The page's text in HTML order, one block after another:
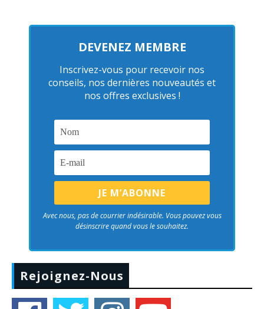
DEVENEZ MEMBRE
Inscrivez-vous pour recevoir nos
conseils, nos dernières nouveautés et
nos offres exclusives !
Avec nous, pas de courrier indésirable. Vous pouvez vous
désinscrire quand vous le souhaitez.
Rejoignez-Nous